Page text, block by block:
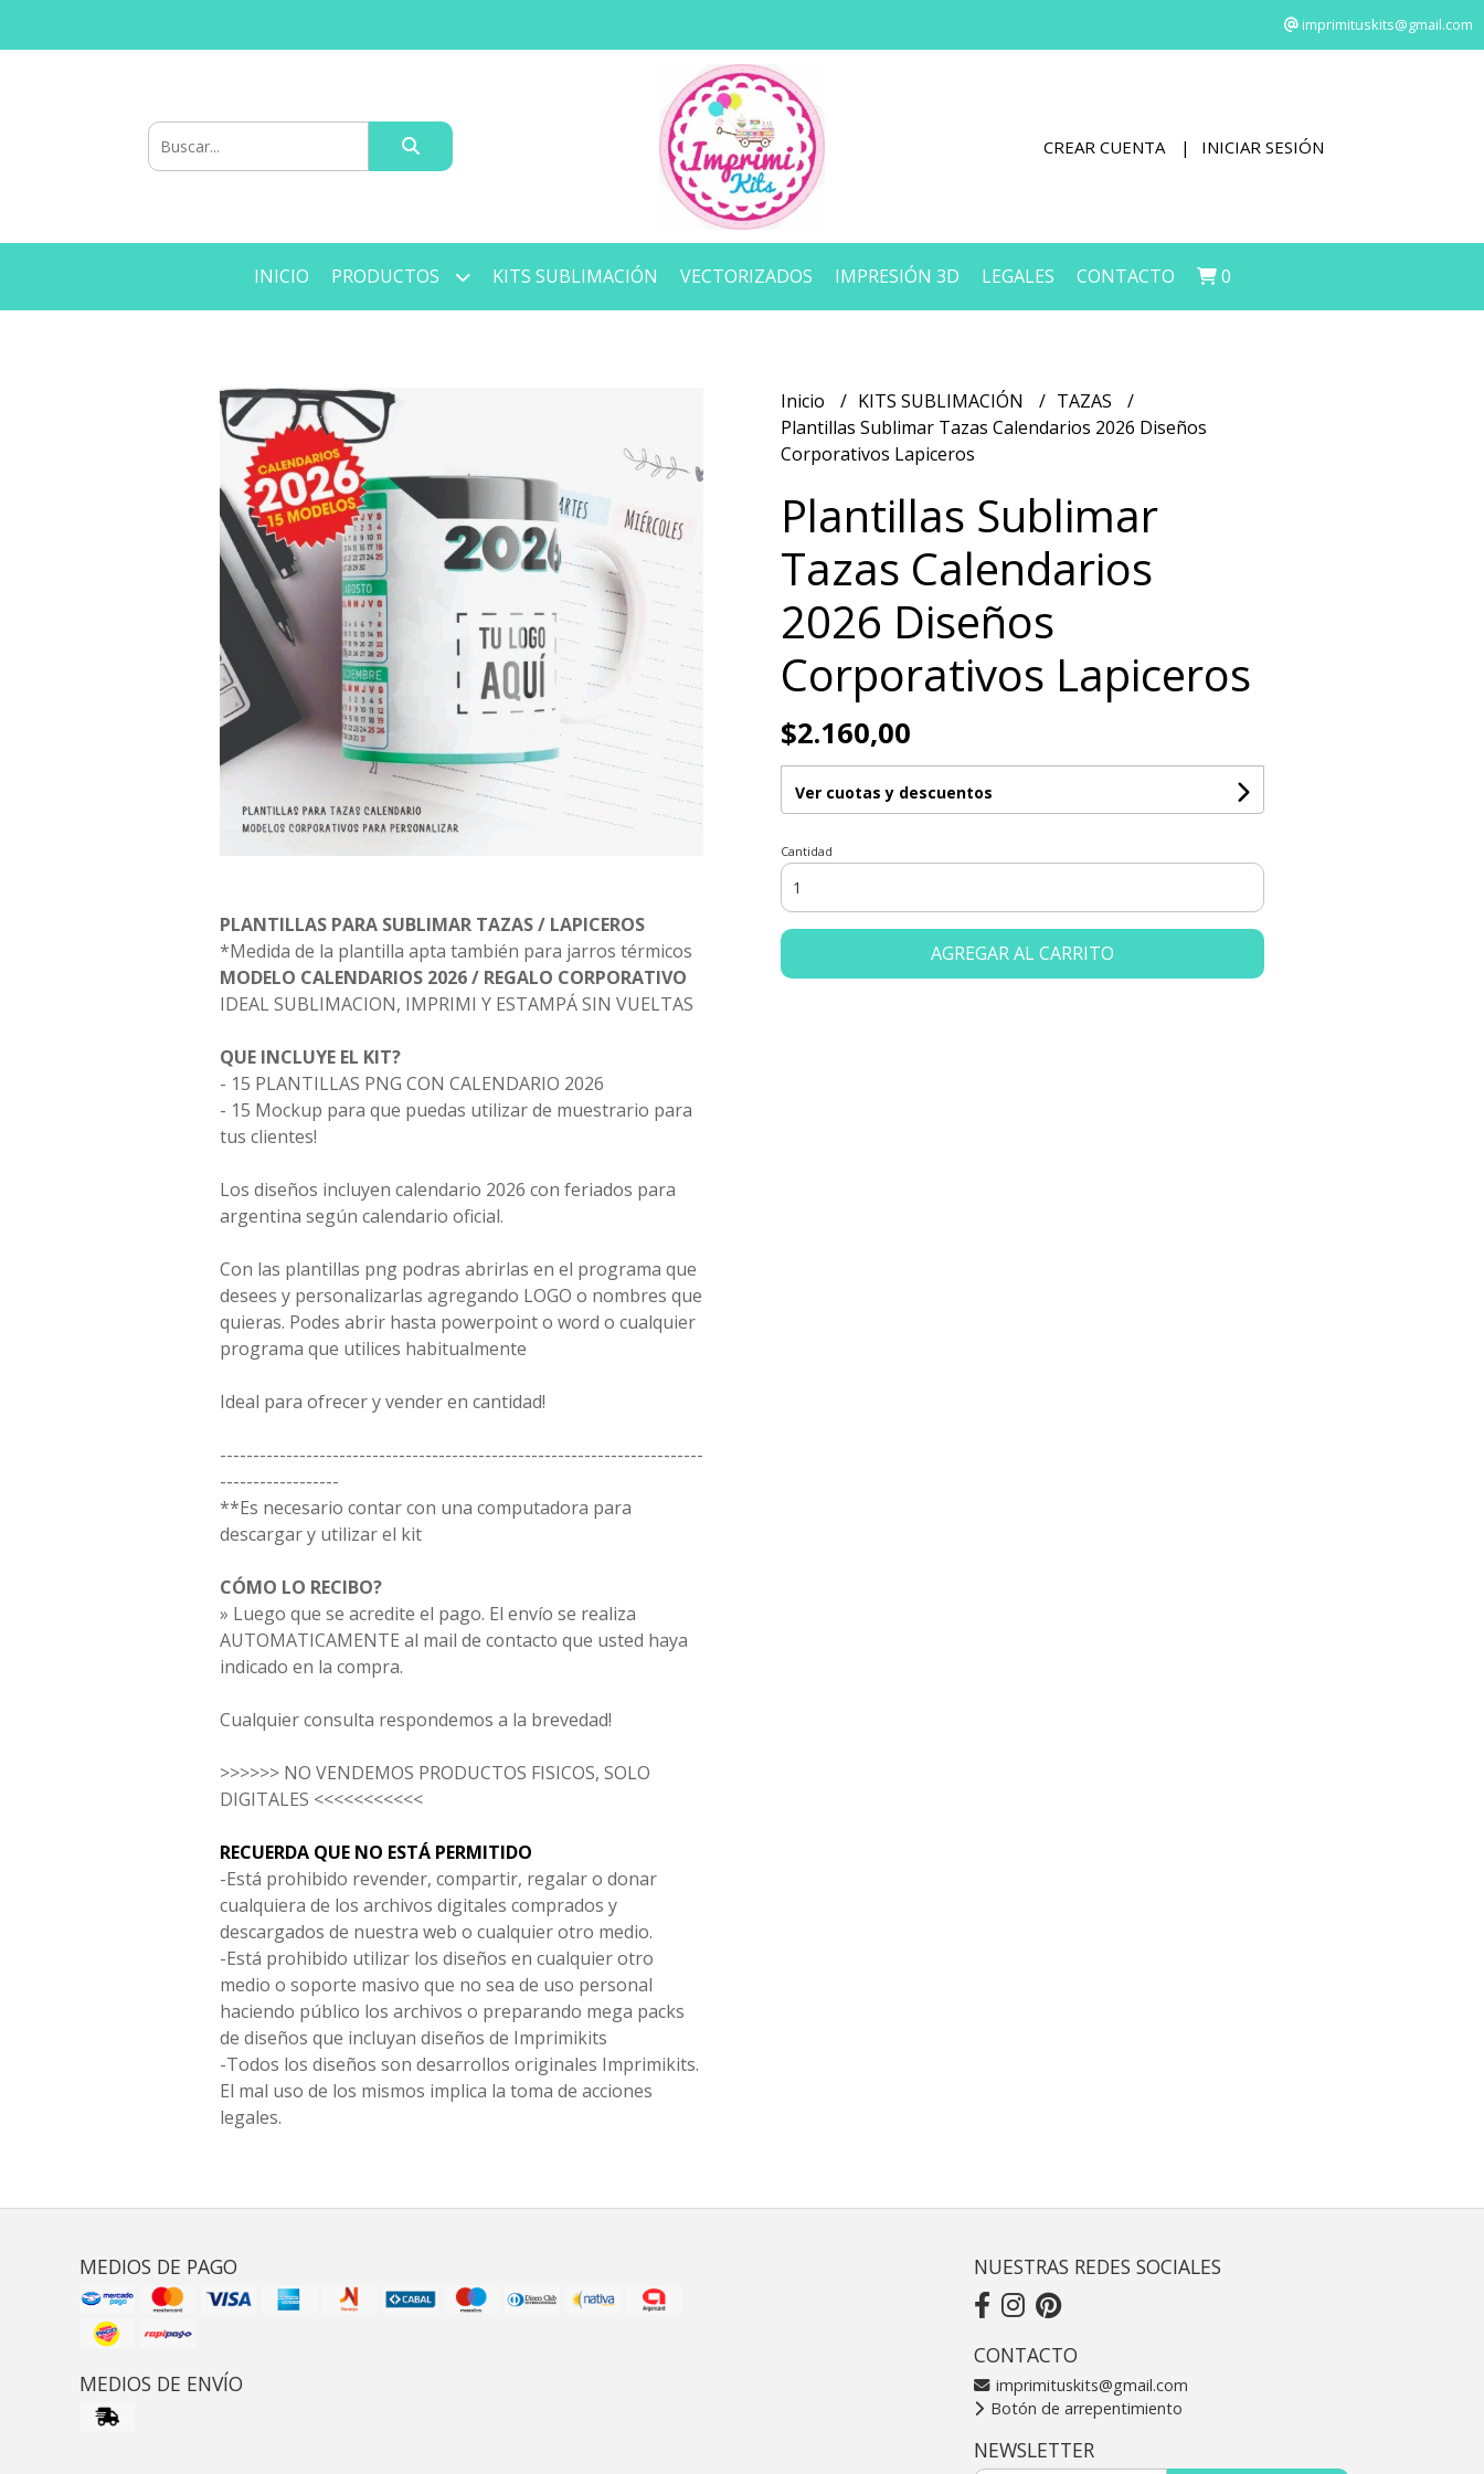
imprimituskits@gmail.com
CREAR CUENTA INICIAR SESIÓN
INICIO PRODUCTOS KITS SUBLIMACIÓN VECTORIZADOS IMPRESIÓN 3D LEGALES CONTACTO 0
PLANTILLAS PARA SUBLIMAR TAZAS / LAPICEROS
*Medida de la plantilla apta también para jarros térmicos
MODELO CALENDARIOS 2026 / REGALO CORPORATIVO
IDEAL SUBLIMACION, IMPRIMI Y ESTAMPÁ SIN VUELTAS
QUE INCLUYE EL KIT?
- 15 PLANTILLAS PNG CON CALENDARIO 2026
- 15 Mockup para que puedas utilizar de muestrario para
tus clientes!
Los diseños incluyen calendario 2026 con feriados para
argentina según calendario oficial.
Con las plantillas png podras abrirlas en el programa que
desees y personalizarlas agregando LOGO o nombres que
quieras. Podes abrir hasta powerpoint o word o cualquier
programa que utilices habitualmente
Ideal para ofrecer y vender en cantidad!
-------------------------------------------------------------------------
------------------
**Es necesario contar con una computadora para
descargar y utilizar el kit
CÓMO LO RECIBO?
» Luego que se acredite el pago. El envío se realiza
AUTOMATICAMENTE al mail de contacto que usted haya
indicado en la compra.
Cualquier consulta respondemos a la brevedad!
>>>>>> NO VENDEMOS PRODUCTOS FISICOS, SOLO
DIGITALES <<<<<<<<<<<
RECUERDA QUE NO ESTÁ PERMITIDO
-Está prohibido revender, compartir, regalar o donar
cualquiera de los archivos digitales comprados y
descargados de nuestra web o cualquier otro medio.
-Está prohibido utilizar los diseños en cualquier otro
medio o soporte masivo que no sea de uso personal
haciendo público los archivos o preparando mega packs
de diseños que incluyan diseños de Imprimikits
-Todos los diseños son desarrollos originales Imprimikits.
El mal uso de los mismos implica la toma de acciones
legales.
Inicio KITS SUBLIMACIÓN
TAZAS
Plantillas Sublimar Tazas Calendarios 2026 Diseños
Corporativos Lapiceros
Plantillas Sublimar
Tazas Calendarios
2026 Diseños
Corporativos Lapiceros
$2.160,00
Ver cuotas y descuentos
Cantidad
AGREGAR AL CARRITO
MEDIOS DE PAGO
MEDIOS DE ENVÍO
NUESTRAS REDES SOCIALES
CONTACTO
imprimituskits@gmail.com
Botón de arrepentimiento
NEWSLETTER